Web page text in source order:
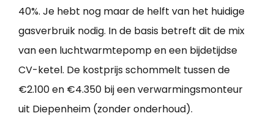
40%. Je hebt nog maar de helft van het huidige
gasverbruik nodig. In de basis betreft dit de mix
van een luchtwarmtepomp en een bijdetijdse
CV-ketel. De kostprijs schommelt tussen de
€2.100 en €4.350 bij een verwarmingsmonteur
uit Diepenheim (zonder onderhoud).